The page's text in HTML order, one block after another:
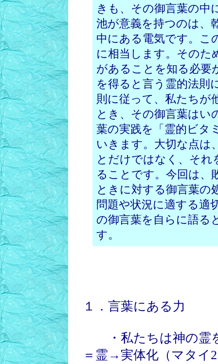
きも、その御言葉の中
池が意義を持つのは、
中にある電気です。こ
に相当します。そのた
があることを知る必要
を得ると言う霊的法則
則に従って、私たちが
とき、その御言葉はい
葉の実践を「霊的ビタ
いきます。大切な点は
とだけではなく、それ
ることです。今回は、
ときに対する御言葉の
問題や状況に適する適
の御言葉を自らに語る
す。
１．言葉にある力
・私たちは神の霊
＝霊→実体化（マタイ